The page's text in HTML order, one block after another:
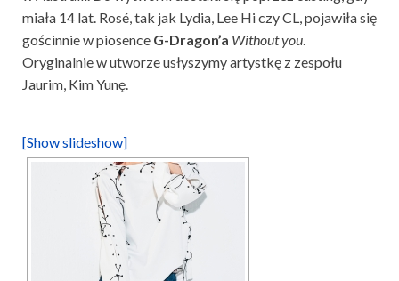
miała 14 lat. Rosé, tak jak Lydia, Lee Hi czy CL, pojawiła się
gościnnie w piosence G-Dragon’a Without you.
Oryginalnie w utworze usłyszymy artystkę z zespołu
Jaurim, Kim Yunę.
[Show slideshow]